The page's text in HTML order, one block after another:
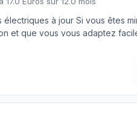
à jour Si vous êtes
et que vous vous adaptez